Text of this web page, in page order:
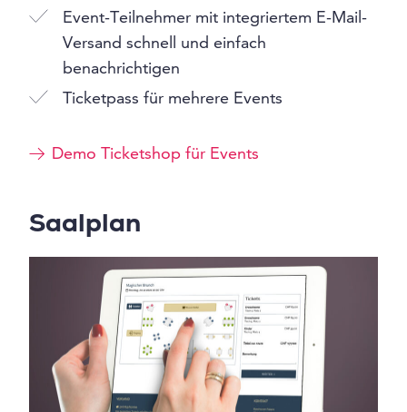
Event-Teilnehmer mit integriertem E-Mail-
Versand schnell und einfach
benachrichtigen
Ticketpass für mehrere Events
Demo Ticketshop für Events
Saalplan